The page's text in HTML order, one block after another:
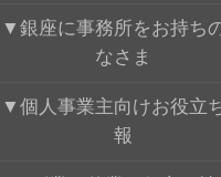
銀座に事務所をお持ち
なさま
個人事業主向けお役立
報